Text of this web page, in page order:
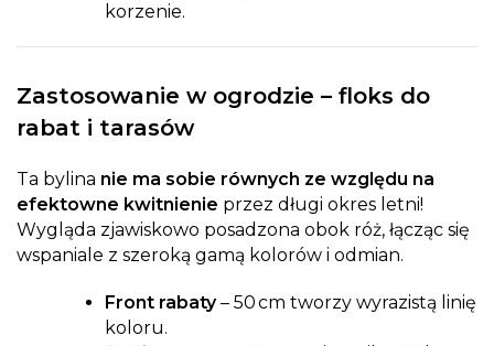
korzenie.
Zastosowanie w ogrodzie – floks do
rabat i tarasów
Ta bylina nie ma sobie równych ze względu na
efektowne kwitnienie przez długi okres letni!
Wygląda zjawiskowo posadzona obok róż, łącząc się
wspaniale z szeroką gamą kolorów i odmian.
Front rabaty– 50 cm tworzy wyrazistą linię
koloru.